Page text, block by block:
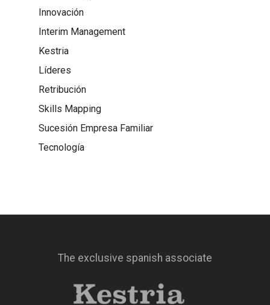
Innovación
Interim Management
Kestria
Líderes
Retribución
Skills Mapping
Sucesión Empresa Familiar
Tecnología
The exclusive spanish associate